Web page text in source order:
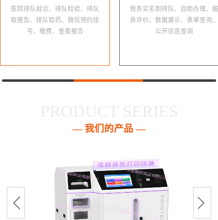
医院排队就诊、排队检验、排队
取报告、排队取药、微信预约挂
号、缴费、查看报告
税务实名制排队、自助办理、服
务评价、数据展示、表单查询、
公开信息查询
— 我们的产品 —